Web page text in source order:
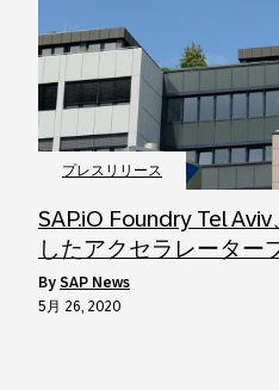
プレスリリース
SAP.iO Foundry Tel
したアクセラレーター
by SAP News
5月 26, 2020